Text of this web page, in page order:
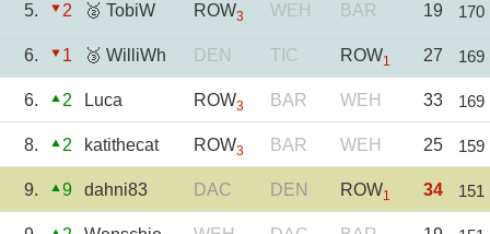
5. 2 🥈 TobiW ROW3 WEH BAR 19 170
6. 1 🥉 WilliWh DEN TIC ROW1 27 169
6. 2 Luca ROW3 BAR WEH 33 169
8. 2 katithecat ROW3 BAR WEH 25 159
9. 9 dahni83 DAC DEN ROW1 34 151